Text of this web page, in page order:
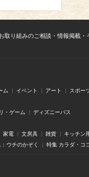
取り組みのご相談・情報掲載・
ム イベント アート スポー
・ゲーム ディズニーパス
家電 文房具 雑貨 キッチン
ウチのかぞく 特集 カラダ・コ